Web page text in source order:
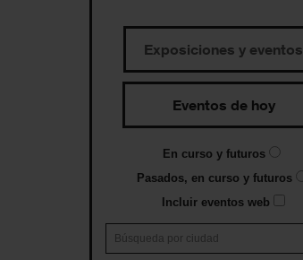
Exposiciones y eventos
Eventos de hoy
En curso y futuros
Pasados, en curso y futuros
Incluir eventos web